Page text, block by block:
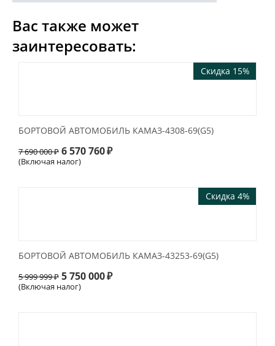
Вас также может
заинтересовать:
Скидка 15%
БОРТОВОЙ АВТОМОБИЛЬ КАМАЗ-4308-69(G5)
7 690 000₽ 6 570 760₽
(Включая налог)
Скидка 4%
БОРТОВОЙ АВТОМОБИЛЬ КАМАЗ-43253-69(G5)
5 999 999₽ 5 750 000₽
(Включая налог)